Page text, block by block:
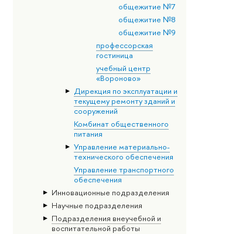
общежитие №7
общежитие №8
общежитие №9
профессорская
гостиница
учебный центр
«Вороново»
Дирекция по эксплуатации и
текущему ремонту зданий и
сооружений
Комбинат общественного
питания
Управление материально-
технического обеспечения
Управление транспортного
обеспечения
Инновационные подразделения
Научные подразделения
Подразделения внеучебной и
воспитательной работы